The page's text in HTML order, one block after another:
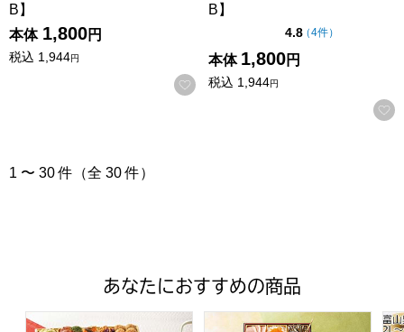
B】
本体 1,800円
税込 1,944円
お気に入りに登録する
B】
4.8点（5点満点中）
（4件の評価
）
本体 1,800円
税込 1,944円
1 〜 30 件（全 30 件）
あなたにおすすめの商品
トップバリュ 和洋中特大二段重「饗宴」(きょうえん)【4
トップバリュ 和風三段重「富